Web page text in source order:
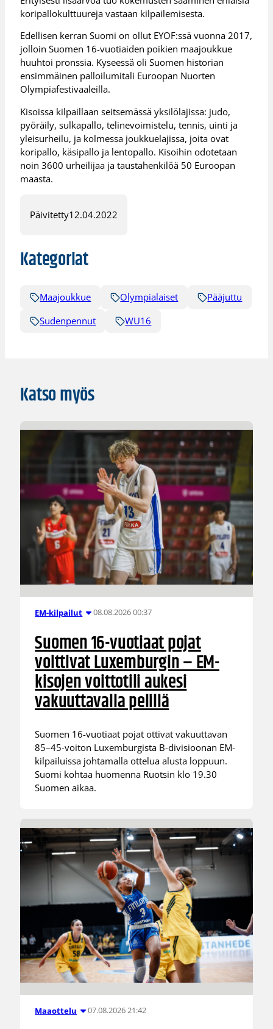
koripallokulttuureja vastaan kilpailemisesta.
Edellisen kerran Suomi on ollut EYOF:ssä vuonna 2017,
jolloin Suomen 16-vuotiaiden poikien maajoukkue
huuhtoi pronssia. Kyseessä oli Suomen historian
ensimmäinen palloilumitali Euroopan Nuorten
Olympiafestivaaleilla.
Kisoissa kilpaillaan seitsemässä yksilölajissa: judo,
pyöräily, sulkapallo, telinevoimistelu, tennis, uinti ja
yleisurheilu, ja kolmessa joukkuelajissa, joita ovat
koripallo, käsipallo ja lentopallo. Kisoihin odotetaan
noin 3600 urheilijaa ja taustahenkilöä 50 Euroopan
maasta.
Päivitetty12.04.2022
Kategoriat
Maajoukkue Olympialaiset
Pääjuttu
Sudenpennut
WU16
Katso myös
EM-kilpailut 08.08.2026 00:37
Suomen 16-vuotiaat pojat
voittivat Luxemburgin – EM-
kisojen voittotili aukesi
vakuuttavalla pelillä
Suomen 16-vuotiaat pojat ottivat vakuuttavan
85–45-voiton Luxemburgista B-divisioonan EM-
kilpailuissa johtamalla ottelua alusta loppuun.
Suomi kohtaa huomenna Ruotsin klo 19.30
Suomen aikaa.
Maaottelu 07.08.2026 21:42